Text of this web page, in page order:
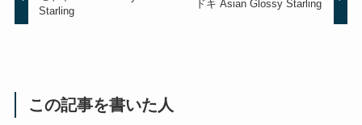
Starling
ドキ Asian Glossy Starling
この記事を書いた人